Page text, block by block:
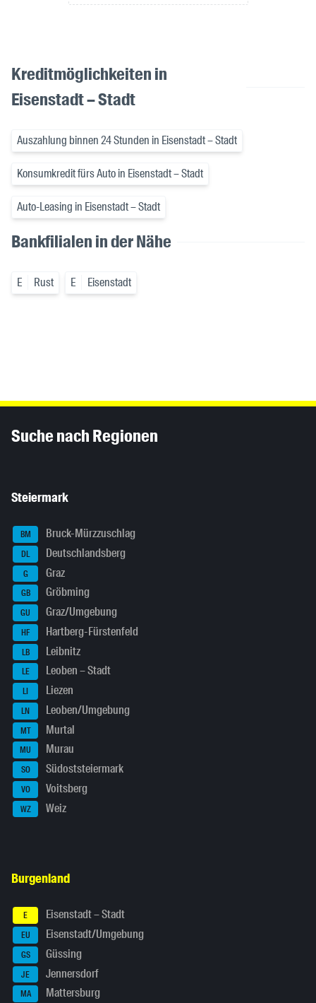
Kreditmöglichkeiten in
Eisenstadt – Stadt
Auszahlung binnen 24 Stunden in Eisenstadt – Stadt
Konsumkredit fürs Auto in Eisenstadt – Stadt
Auto-Leasing in Eisenstadt – Stadt
Bankfilialen in der Nähe
E Rust E Eisenstadt
Suche nach Regionen
Steiermark
BM Bruck-Mürzzuschlag
DL Deutschlandsberg
G Graz
GB Gröbming
GU Graz/Umgebung
HF Hartberg-Fürstenfeld
LB Leibnitz
LE Leoben – Stadt
LI Liezen
LN Leoben/Umgebung
MT Murtal
MU Murau
SO Südoststeiermark
VO Voitsberg
WZ Weiz
Burgenland
E Eisenstadt – Stadt
EU Eisenstadt/Umgebung
GS Güssing
JE Jennersdorf
MA Mattersburg